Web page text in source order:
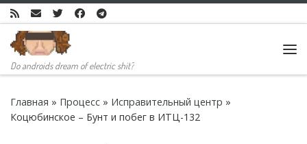
Skip to content
Do androids dream of electric shit?
Главная » Процесс » Исправительный центр »
Коцюбинское – Бунт и побег в ИТЦ-132